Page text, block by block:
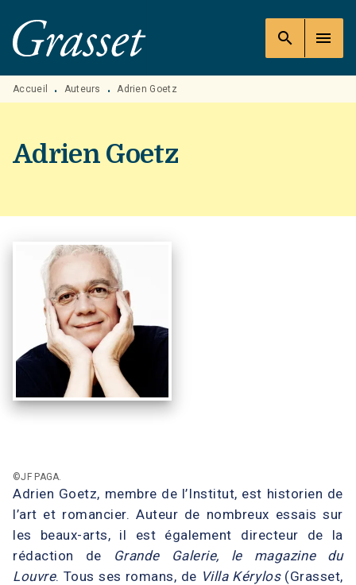
MENU RECHERCHE
PIED DE PAGE
search menu
Accueil • Auteurs • Adrien Goetz
Adrien Goetz
Adrien Goetz, membre de l’Institut, est historien de
l’art et romancier. Auteur de nombreux essais sur
les beaux-arts, il est également directeur de la
rédaction de
Grande Galerie, le magazine du
Louvre. Tous ses romans, de Villa Kérylos(Grasset,
©JF PAGA.